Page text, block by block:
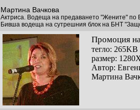
Мартина Вачкова
Актриса. Водеща на предаването "Жените" по
Бивша водеща на сутрешния блок на БНТ
Промоция
тегло: 265KB
размер:
Автор:
Мартина